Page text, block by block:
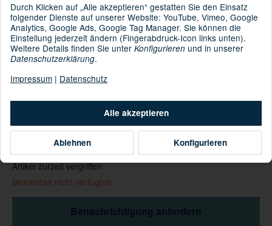
GTIN:7613418015677
HAN:XS-SSKRW19U-G205-35-38
Kategorie:Wintersport
Polypropylen 4% Elastan
Informationen zur Produktsicherheit
Hersteller/EU Verantwortliche Person
Artikel zurzeit vergriffen
Momentan nicht verfügbar
Alle akzeptieren
Ablehnen Konfigurieren
Durch Klicken auf „Alle akzeptieren“ gestatten Sie den Einsatz
folgender Dienste auf unserer Website: YouTube, Vimeo, Google
Analytics, Google Ads, Google Tag Manager. Sie können die
Einstellung jederzeit ändern (Fingerabdruck-Icon links unten).
Weitere Details finden Sie unter Konfigurieren und in unserer
Datenschutzerklärung.
Impressum | Datenschutz